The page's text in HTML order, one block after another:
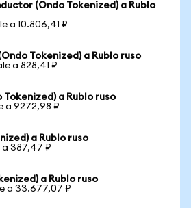
(Ondo Tokenized) a Rublo
a 10.806,41 ₽
Tokenized) a Rublo ruso
a 828,41 ₽
Tokenized) a Rublo ruso
a 9272,98 ₽
a Rublo ruso
a 387,47 ₽
a Rublo ruso
a 33.677,07 ₽